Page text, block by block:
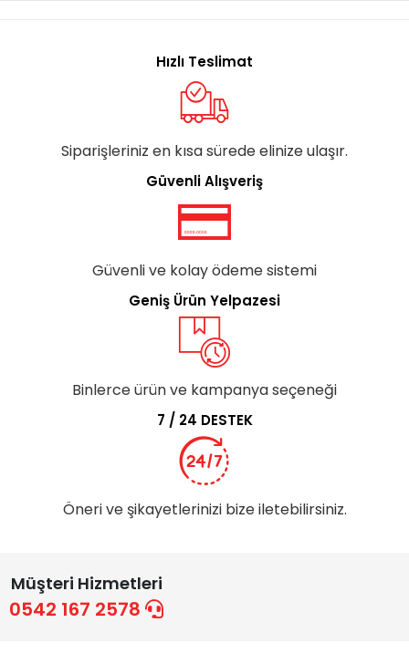
Hızlı Teslimat
Siparişleriniz en kısa sürede elinize ulaşır.
Güvenli Alışveriş
Güvenli ve kolay ödeme sistemi
Geniş Ürün Yelpazesi
Binlerce ürün ve kampanya seçeneği
7 / 24 DESTEK
Öneri ve şikayetlerinizi bize iletebilirsiniz.
Müşteri Hizmetleri
0542 167 2578